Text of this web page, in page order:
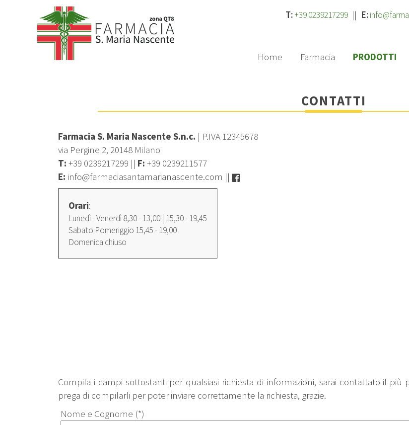
T:+39 0239217299 || E:
Home Farmacia PRODOTTI
CONTATTI
Farmacia S. Maria Nascente S.n.c. | P.IVA 12345678
via Pergine 2, 20148 Milano
T: +39 0239217299 || F: +39 0239211577
E: info@farmaciasantamarianascente.com ||
Orari:
Lunedì - Venerdì 8,30 - 13,00 | 15,30 - 19,45
Sabato Pomeriggio 15,45 - 19,00
Domenica chiuso
Compila i campi sottostanti per qualsiasi richiesta di informazioni, sarai contattato il
prega di compilarli per poter inviare correttamente la richiesta, grazie.
Nome e Cognome (*)